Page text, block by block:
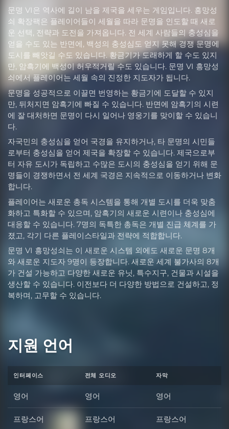
문명 VI은 역사에 길이 남을 제국을 세우는 게임입니다. 흥망성
쇠 확장팩은 플레이어들이 세월을 따라 문명을 인도할 때 새로
운 선택, 전략과 도전을 가져옵니다. 전 세계 사람들의 충성심을
얻을 수도 있는 반면에, 백성의 충성심도 얻지 못해 경쟁 문명에
도시를 빼앗길 수도 있습니다. 황금기가 도래하게 할 수도 있지
만, 암흑기에 백성이 허우적거릴 수도 있습니다. 문명 VI 흥망성
쇠에서 플레이어는 세월 속의 진정한 지도자가 됩니다.
문명을 성공적으로 이끌면 번영하는 황금기에 도달할 수 있지
만, 뒤처지면 암흑기에 빠질 수 있습니다. 반면에 암흑기의 시련
에 잘 대처하면 문명이 다시 일어나 영웅기를 맞이할 수 있습니
다.
자국민의 충성심을 얻어 국경을 유지하거나, 타 문명의 시민들
로부터 충성심을 얻어 제국을 확장할 수 있습니다. 제국으로부
터 자유 도시가 독립하고 수많은 도시의 충성심을 얻기 위해 문
명들이 경쟁하면서 전 세계 국경은 지속적으로 이동하거나 변화
합니다.
플레이어는 새로운 총독 시스템을 통해 개별 도시를 더욱 맞춤
화하고 특화할 수 있으며, 암흑기의 새로운 시련이나 충성심에
대응할 수 있습니다. 7명의 독특한 총독은 개별 진급 체계를 가
졌고, 각기 다른 플레이스타일과 전략에 적합합니다.
문명 VI 흥망성쇠는 이 새로운 시스템 외에도 새로운 문명 8개
와 새로운 지도자 9명이 등장합니다. 새로운 세계 불가사의 8개
가 건설 가능하고 다양한 새로운 유닛, 특수지구, 건물과 시설을
생산할 수 있습니다. 이전보다 더 다양한 방법으로 건설하고, 정
복하며, 고무할 수 있습니다.
지원 언어
인터페이스 전체 오디오 자막
영어 영어 영어
프랑스어 프랑스어 프랑스어